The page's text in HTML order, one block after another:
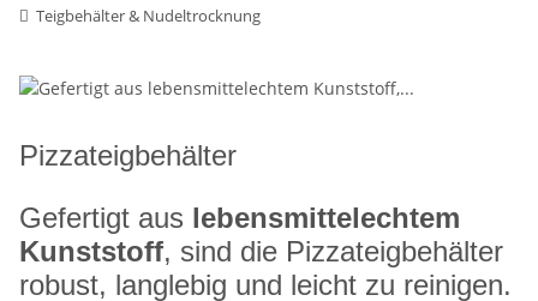
Teigbehälter & Nudeltrocknung
Pizzateigbehälter
Gefertigt aus lebensmittelechtem
Kunststoff, sind die Pizzateigbehälter
robust, langlebig und leicht zu reinigen.